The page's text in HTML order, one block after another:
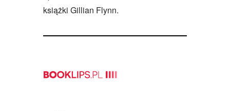
książki Gillian Flynn.